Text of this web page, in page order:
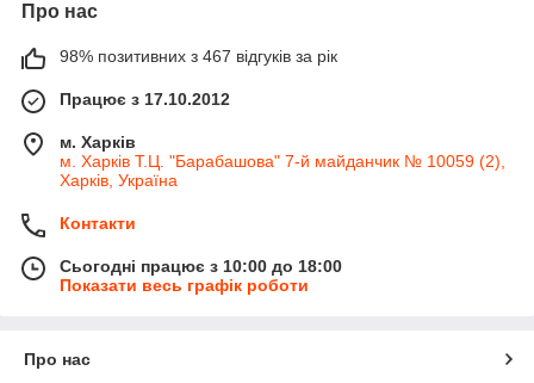
Про нас
98% позитивних з 467 відгуків за рік
Працює з 17.10.2012
м. Харків
м. Харків Т.Ц. "Барабашова" 7-й майданчик № 10059 (2),
Харків, Україна
Контакти
Сьогодні працює з 10:00 до 18:00
Показати весь графік роботи
Про нас